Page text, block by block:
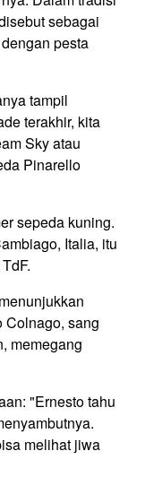
sebagai
pesta
tampil
terakhir, kita
Sky atau
Pinarello
sepeda kuning.
Italia, itu
Colnago, sang
memegang
"Ernesto tahu
melihat jiwa